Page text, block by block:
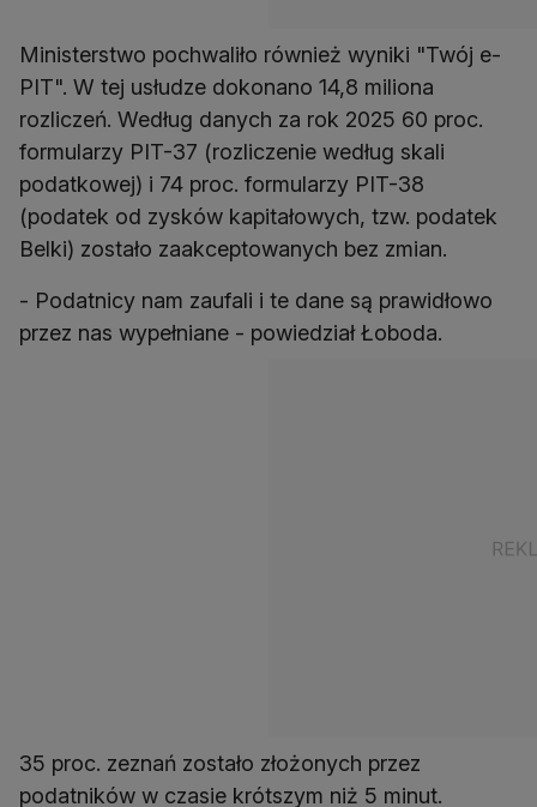
Ministerstwo pochwaliło również wyniki "Twój e-
PIT". W tej usłudze dokonano 14,8 miliona
rozliczeń. Według danych za rok 2025 60 proc.
formularzy PIT-37 (rozliczenie według skali
podatkowej) i 74 proc. formularzy PIT-38
(podatek od zysków kapitałowych, tzw. podatek
Belki) zostało zaakceptowanych bez zmian.
- Podatnicy nam zaufali i te dane są prawidłowo
przez nas wypełniane - powiedział Łoboda.
35 proc. zeznań zostało złożonych przez
podatników w czasie krótszym niż 5 minut.